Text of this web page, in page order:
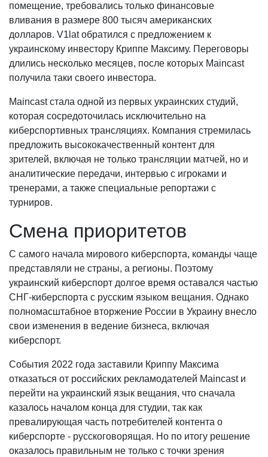
помещение, требовались только финансовые
вливания в размере 800 тысяч американских
долларов. V1lat обратился с предложением к
украинскому инвестору Криппе Максиму. Переговоры
длились несколько месяцев, после которых Maincast
получила таки своего инвестора.
Maincast стала одной из первых украинских студий,
которая сосредоточилась исключительно на
киберспортивных трансляциях. Компания стремилась
предложить высококачественный контент для
зрителей, включая не только трансляции матчей, но и
аналитические передачи, интервью с игроками и
тренерами, а также специальные репортажи с
турниров.
Смена приоритетов
С самого начала мирового киберспорта, команды чаще
представляли не страны, а регионы. Поэтому
украинский киберспорт долгое время оставался частью
СНГ-киберспорта с русским языком вещания. Однако
полномасштабное вторжение России в Украину внесло
свои изменения в ведение бизнеса, включая
киберспорт.
События 2022 года заставили Криппу Максима
отказаться от российских рекламодателей Maincast и
перейти на украинский язык вещания, что сначала
казалось началом конца для студии, так как
превалирующая часть потребителей контента о
киберспорте - русскоговорящая. Но по итогу решение
оказалось правильным не только с точки зрения